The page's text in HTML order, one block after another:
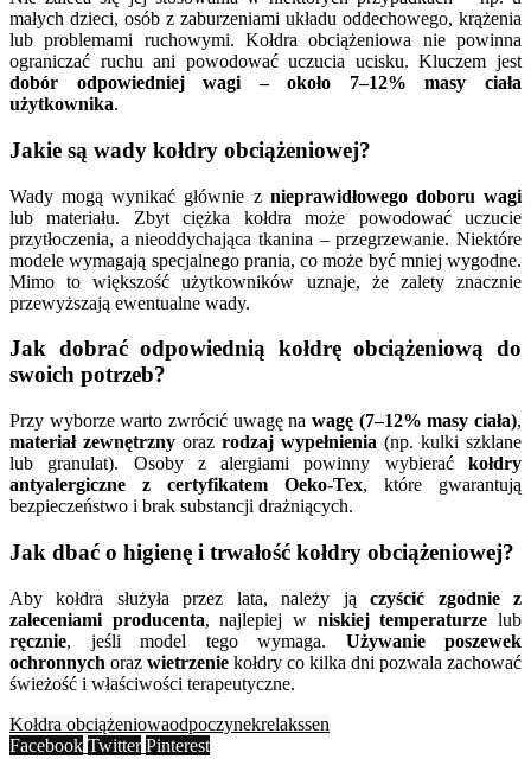
małych dzieci, osób z zaburzeniami układu oddechowego, krążenia
lub problemami ruchowymi. Kołdra obciążeniowa nie powinna
ograniczać ruchu ani powodować uczucia ucisku. Kluczem jest
dobór odpowiedniej wagi – około 7–12% masy ciała
użytkownika.
Jakie są wady kołdry obciążeniowej?
Wady mogą wynikać głównie z nieprawidłowego doboru wagi
lub materiału. Zbyt ciężka kołdra może powodować uczucie
przytłoczenia, a nieoddychająca tkanina – przegrzewanie. Niektóre
modele wymagają specjalnego prania, co może być mniej wygodne.
Mimo to większość użytkowników uznaje, że zalety znacznie
przewyższają ewentualne wady.
Jak dobrać odpowiednią kołdrę obciążeniową do
swoich potrzeb?
Przy wyborze warto zwrócić uwagę na wagę (7–12% masy ciała),
materiał zewnętrzny oraz rodzaj wypełnienia (np. kulki szklane
lub granulat). Osoby z alergiami powinny wybierać kołdry
antyalergiczne z certyfikatem Oeko-Tex, które gwarantują
bezpieczeństwo i brak substancji drażniących.
Jak dbać o higienę i trwałość kołdry obciążeniowej?
Aby kołdra służyła przez lata, należy jączyścić zgodnie z
zaleceniami producenta, najlepiej w niskiej temperaturze lub
ręcznie, jeśli model tego wymaga. Używanie poszewek
ochronnych oraz wietrzenie kołdry co kilka dni pozwala zachować
świeżość i właściwości terapeutyczne.
Kołdra obciążeniowaodpoczynekrelakssen
Facebook Twitter Pinterest